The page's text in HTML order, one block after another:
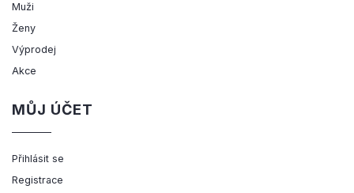
Muži
Ženy
Výprodej
Akce
MŮJ ÚČET
Přihlásit se
Registrace